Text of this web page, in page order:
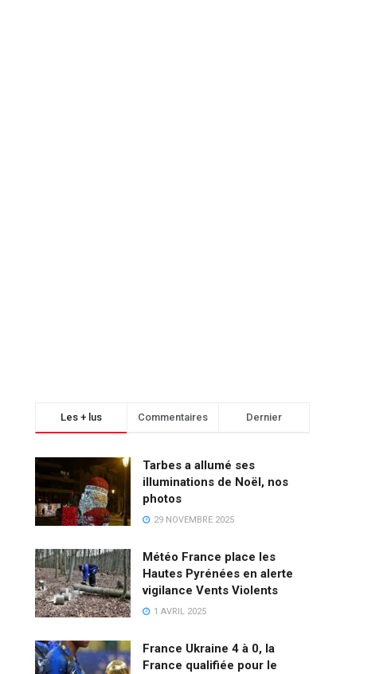
Les + lus Commentaires Dernier
Tarbes a allumé ses
illuminations de Noël, nos
photos
29 NOVEMBRE 2025
Météo France place les
Hautes Pyrénées en alerte
vigilance Vents Violents
1 AVRIL 2025
France Ukraine 4 à 0, la
France qualifiée pour le